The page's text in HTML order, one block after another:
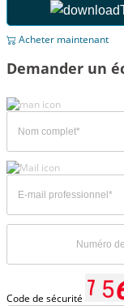
Acheter maintenant
Demander un
Code de sécurité